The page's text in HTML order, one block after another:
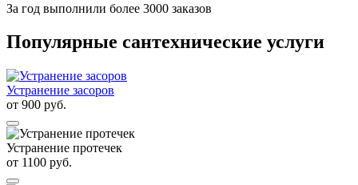
За год выполнили более 3000 заказов
Популярные сантехнические услуги
Устранение засоров
от 900 руб.
Устранение протечек
от 1100 руб.